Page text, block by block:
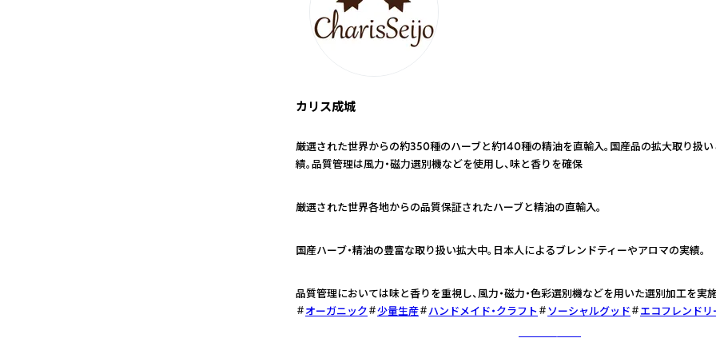
カリス成城
厳選された世界からの約350種のハーブと約140種の精油を直輸入。国産品の拡大取り扱
績。品質管理は風力・磁力選別機などを使用し、味と香りを確保
厳選された世界各地からの品質保証されたハーブと精油の直輸入。
国産ハーブ・精油の豊富な取り扱い拡大中。日本人によるブレンドティーやアロマの実績。
品質管理においては味と香りを重視し、風力・磁力・色彩選別機などを用いた選別加工を実施
オーガニック
少量生産 ハンドメイド・クラフト ソーシャルグッド
エコフレンドリ